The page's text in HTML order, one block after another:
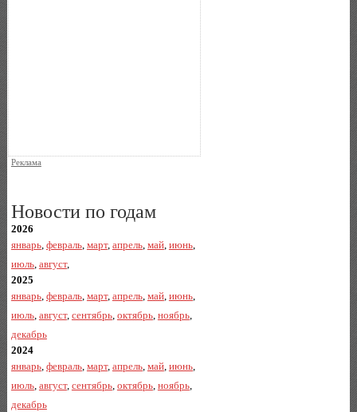
Реклама
Новости по годам
2026
январь, февраль, март, апрель, май, июнь,
июль, август,
2025
январь, февраль, март, апрель, май, июнь,
июль, август, сентябрь, октябрь, ноябрь,
декабрь
2024
январь, февраль, март, апрель, май, июнь,
июль, август, сентябрь, октябрь, ноябрь,
декабрь